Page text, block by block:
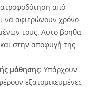
από
να αφιερώνουν χρόνο
τους. Αυτό βοηθά
στην αποφυγή της
μάθησης: Υπάρχουν
εξατομικευμένες